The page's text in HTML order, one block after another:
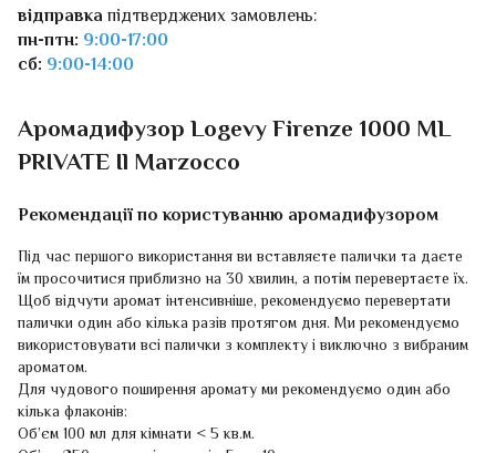
відправка підтверджених замовлень:
пн-птн: 9:00-17:00
сб: 9:00-14:00
Аромадифузор Logevy Firenze 1000 ML
PRIVATE Il Marzocco
Рекомендації по користуванню аромадифузором
Під час першого використання ви вставляєте палички та даєте
їм просочитися приблизно на 30 хвилин, а потім перевертаєте їх.
Щоб відчути аромат інтенсивніше, рекомендуємо перевертати
палички один або кілька разів протягом дня. Ми рекомендуємо
використовувати всі палички з комплекту і виключно з вибраним
ароматом.
Для чудового поширення аромату ми рекомендуємо один або
кілька флаконів:
Об’єм 100 мл для кімнати < 5 кв.м.